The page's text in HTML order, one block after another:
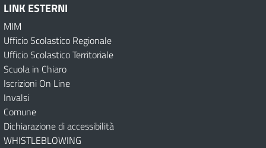
LINK ESTERNI
MIM
Ufficio Scolastico Regionale
Ufficio Scolastico Territoriale
Scuola in Chiaro
Iscrizioni On Line
Invalsi
Comune
Dichiarazione di accessibilità
WHISTLEBLOWING